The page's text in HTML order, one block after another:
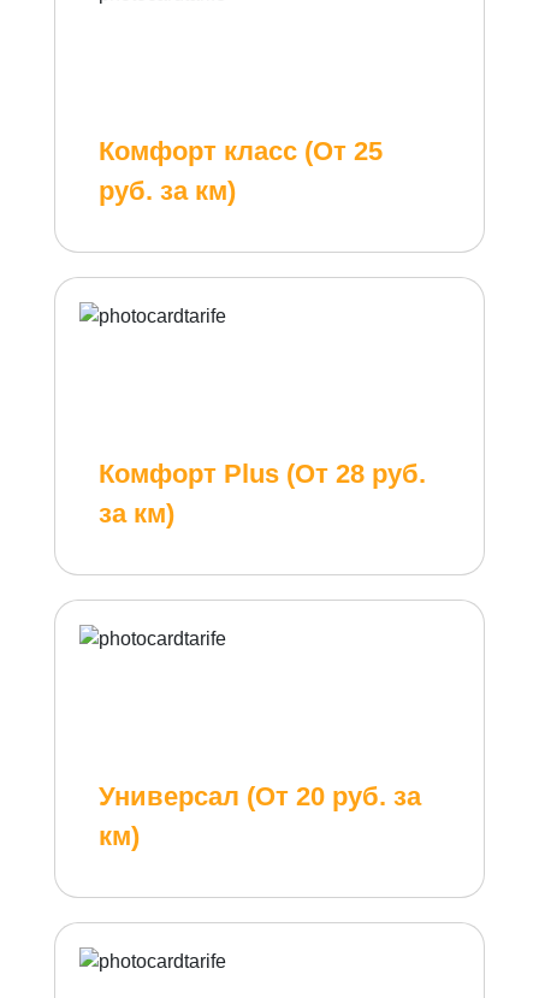
Комфорт класс (От 25
руб. за км)
Комфорт Plus (От 28 руб.
за км)
Универсал (От 20 руб. за
км)